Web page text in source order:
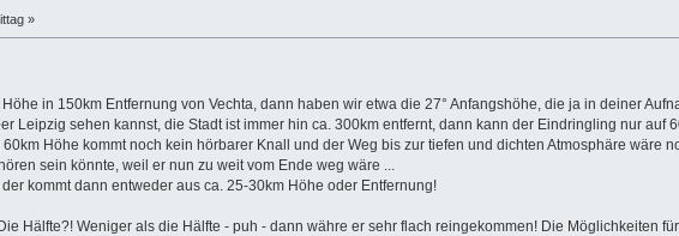
»
in 150km Entfernung von Vechta, dann haben wir etwa die 27° Anfangshöhe, die ja in deiner
Leipzig sehen kannst, die Stadt ist immer hin ca. 300km entfernt, dann kann der Eindringling nur auf
Höhe kommt noch kein hörbarer Knall und der Weg bis zur tiefen und dichten Atmosphäre wäre
sein könnte, weil er nun zu weit vom Ende weg wäre ...
kommt dann entweder aus ca. 25-30km Höhe oder Entfernung!
Hälfte?! Weniger als die Hälfte - puh - dann währe er sehr flach reingekommen! Die Möglichkeiten